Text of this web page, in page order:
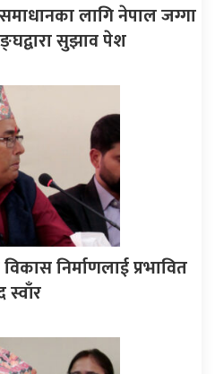
लागि नेपाल जग्गा
सुझाव पेश
निर्माणलाई प्रभावित
स्वाँर